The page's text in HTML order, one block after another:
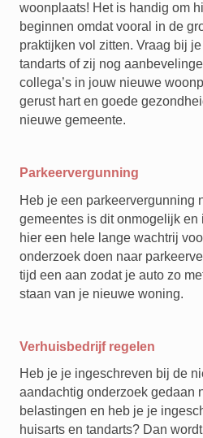
woonplaats! Het is handig om
beginnen omdat vooral in de
praktijken vol zitten. Vraag bij
tandarts of zij nog
collega’s in jouw nieuwe
gerust hart en goede
nieuwe gemeente.
Parkeervergunning
Heb je een parkeervergunning
gemeentes is dit onmogelijk
hier een hele lange wachtrij
onderzoek doen naar
tijd een aan zodat je auto zo
staan van je nieuwe woning.
Verhuisbedrijf regelen
Heb je je ingeschreven bij de
aandachtig onderzoek gedaan
belastingen en heb je je
huisarts en tandarts? Dan